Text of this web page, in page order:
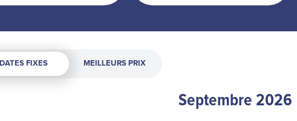
DATES FIXES MEILLEURS PRIX
Septembre 2026